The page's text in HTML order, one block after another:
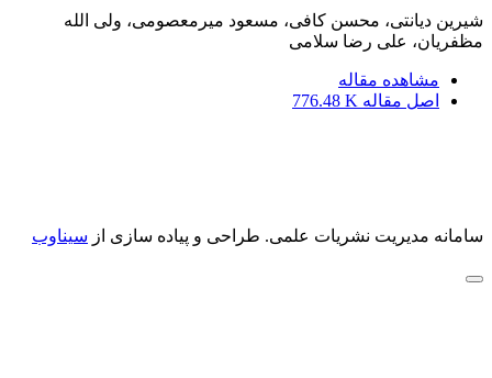
شیرین دیانتی، محسن کافی، مسعود میرمعصومی، ولی الله
مظفریان، علی رضا سلامی
مشاهده مقاله
اصل مقاله 776.48 K
سامانه مدیریت نشریات علمی. طراحی و پیاده سازی از سیناوب